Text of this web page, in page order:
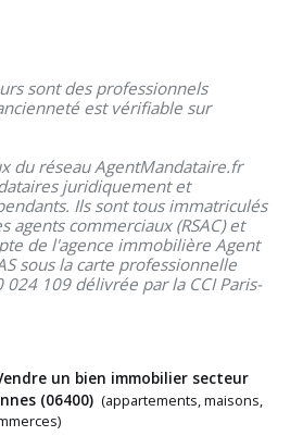
sont des professionnels
est vérifiable sur
du réseau AgentMandataire.fr
juridiquement et
Ils sont tous immatriculés
agents commerciaux (RSAC) et
de l'agence immobilière Agent
sous la carte professionnelle
024 109 délivrée par la CCI Paris-
un bien immobilier secteur
(06400) (appartements, maisons,